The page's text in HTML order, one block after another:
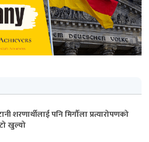
शरणार्थीलाई पनि मिर्गौला प्रत्यारोपणको
खुल्यो